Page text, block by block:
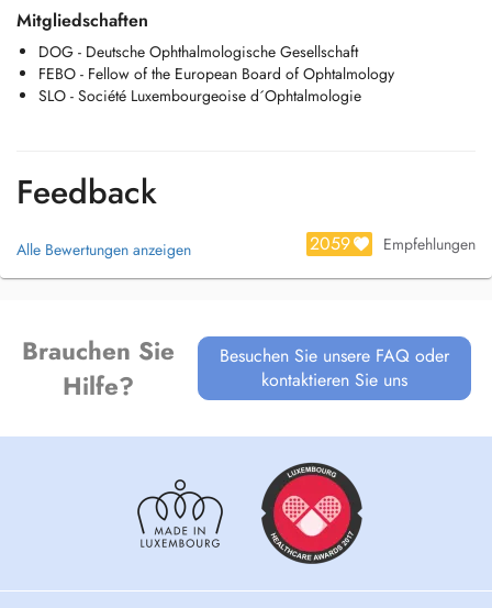
Mitgliedschaften
DOG - Deutsche Ophthalmologische Gesellschaft
FEBO - Fellow of the European Board of Ophtalmology
SLO - Société Luxembourgeoise d´Ophtalmologie
Feedback
Alle Bewertungen anzeigen 2059 Empfehlungen
Brauchen Sie
Hilfe?
Besuchen Sie unsere FAQ oder
kontaktieren Sie uns